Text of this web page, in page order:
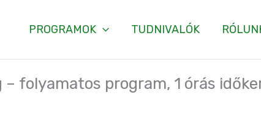
PROGRAMOK TUDNIVALÓK
folyamatos program, 1 órás